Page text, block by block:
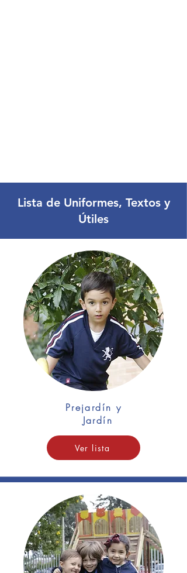
Lista de Uniformes, Textos y
Útiles
Prejardín y
Jardín
Ver lista